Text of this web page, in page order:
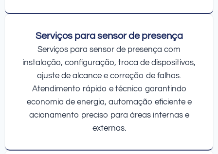
Serviços para sensor de presença
Serviços para sensor de presença com
instalação, configuração, troca de dispositivos,
ajuste de alcance e correção de falhas.
Atendimento rápido e técnico garantindo
economia de energia, automação eficiente e
acionamento preciso para áreas internas e
externas.